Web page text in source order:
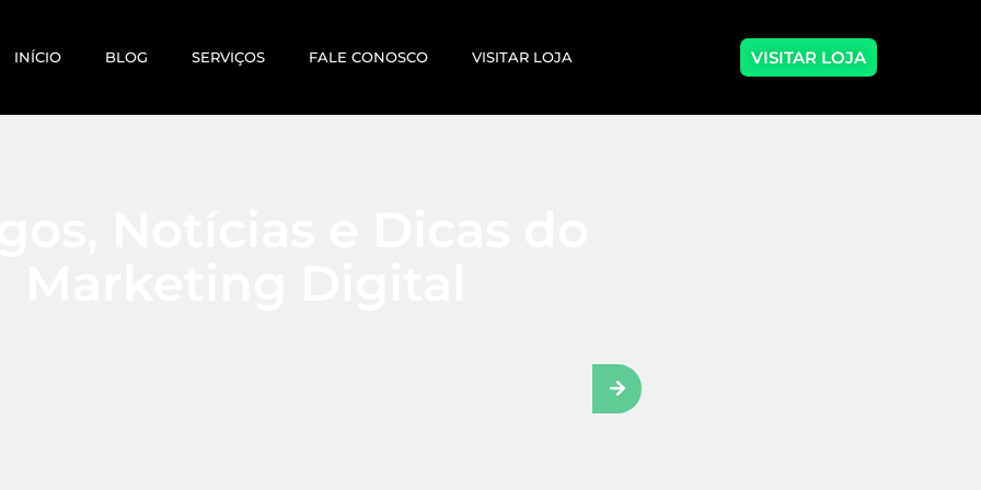
INÍCIO BLOG SERVIÇOS FALE CONOSCO VISITAR LOJA VISITAR LOJA